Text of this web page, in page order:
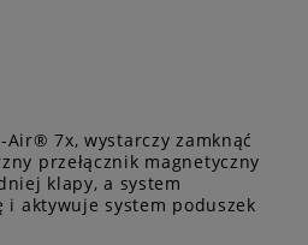
Air® 7x, wystarczy zamknąć
przełącznik magnetyczny
klapy, a system
i aktywuje system poduszek